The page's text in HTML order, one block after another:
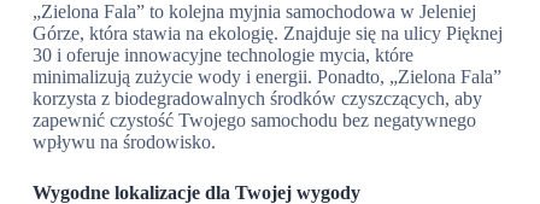
„Zielona Fala” to kolejna myjnia samochodowa w Jeleniej
Górze, która stawia na ekologię. Znajduje się na ulicy Pięknej
30 i oferuje innowacyjne technologie mycia, które
minimalizują zużycie wody i energii. Ponadto, „Zielona Fala”
korzysta z biodegradowalnych środków czyszczących, aby
zapewnić czystość Twojego samochodu bez negatywnego
wpływu na środowisko.
Wygodne lokalizacje dla Twojej wygody